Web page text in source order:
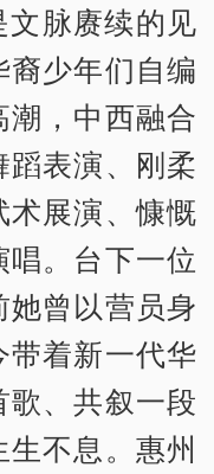
脉赓续的见
少年们自编
潮，中西融合
表演、刚柔
展演、慷慨
。台下一位
曾以营员身
着新一代华
、共叙一段
不息。惠州